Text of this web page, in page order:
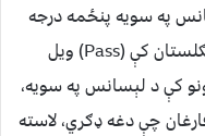
په سویه پنځمه درجه
ډګري، شمېرل کیږي. دغه درجې ته په انګلستان کې (Pass) ویل
کې د لېسانس په سویه،
چې دغه ډګري، لاسته